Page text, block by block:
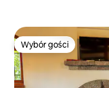
Wybór gości
Wybór gości